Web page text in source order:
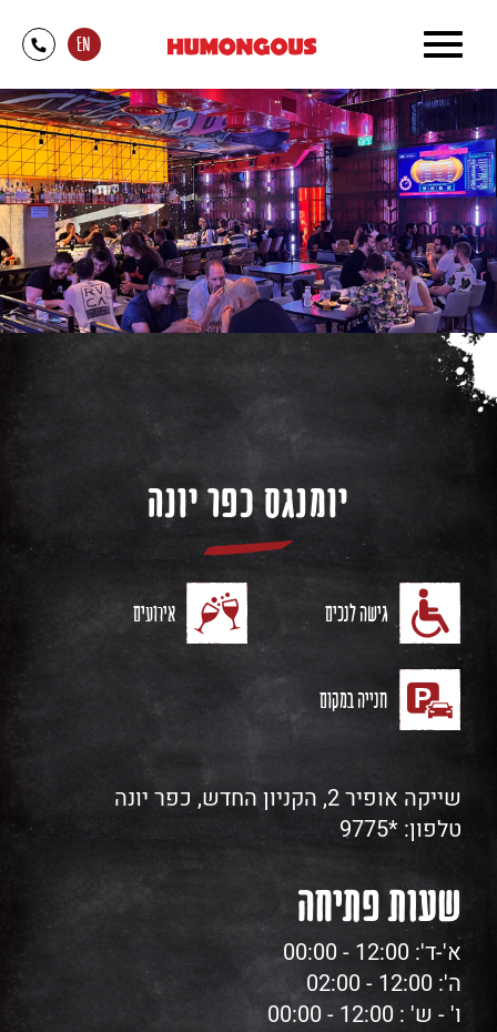
EN
יומנגס כפר יונה
שייקה אופיר 2, הקניון החדש, כפר יונה
טלפון:*9775
שעות פתיחה
א'-ד': 12:00 - 00:00
ה': 12:00 - 02:00
ו' - ש' : 12:00 - 00:00
גישה לנכים אירועים
חנייה במקום